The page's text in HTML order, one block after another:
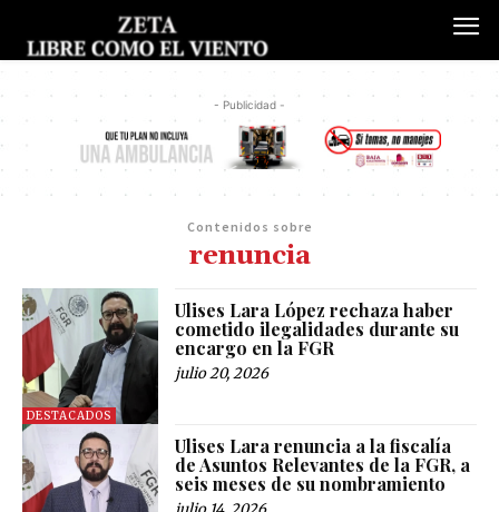
- Publicidad -
Contenidos sobre
renuncia
DESTACADOS
Ulises Lara López rechaza haber
cometido ilegalidades durante su
encargo en la FGR
julio 20, 2026
Ulises Lara renuncia a la fiscalía
de Asuntos Relevantes de la FGR, a
seis meses de su nombramiento